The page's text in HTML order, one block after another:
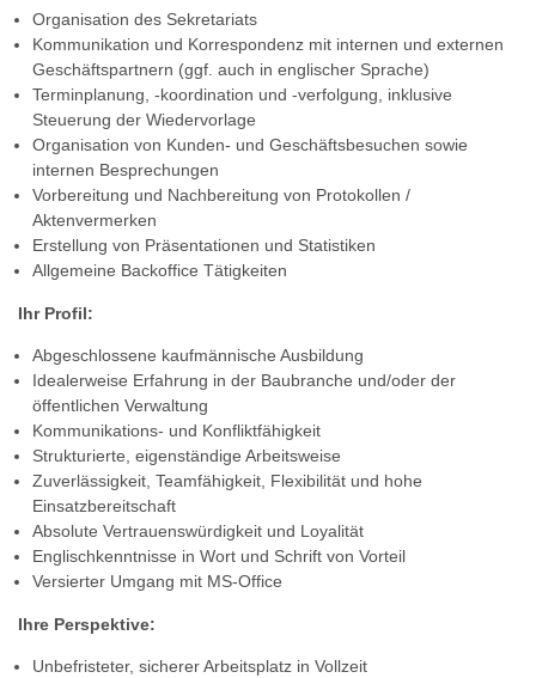
Organisation des Sekretariats
Kommunikation und Korrespondenz mit internen und externen
Geschäftspartnern (ggf. auch in englischer Sprache)
Terminplanung, -koordination und -verfolgung, inklusive
Steuerung der Wiedervorlage
Organisation von Kunden- und Geschäftsbesuchen sowie
internen Besprechungen
Vorbereitung und Nachbereitung von Protokollen /
Aktenvermerken
Erstellung von Präsentationen und Statistiken
Allgemeine Backoffice Tätigkeiten
Ihr Profil:
Abgeschlossene kaufmännische Ausbildung
Idealerweise Erfahrung in der Baubranche und/oder der
öffentlichen Verwaltung
Kommunikations- und Konfliktfähigkeit
Strukturierte, eigenständige Arbeitsweise
Zuverlässigkeit, Teamfähigkeit, Flexibilität und hohe
Einsatzbereitschaft
Absolute Vertrauenswürdigkeit und Loyalität
Englischkenntnisse in Wort und Schrift von Vorteil
Versierter Umgang mit MS-Office
Ihre Perspektive:
Unbefristeter, sicherer Arbeitsplatz in Vollzeit